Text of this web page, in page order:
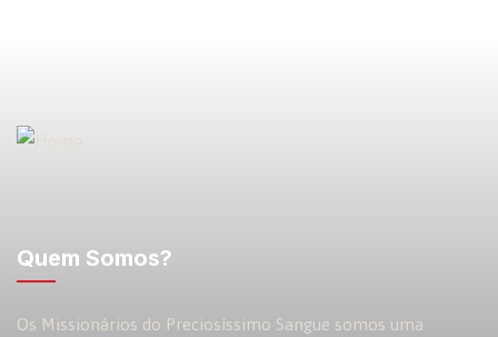
Quem Somos?
Os Missionários do Preciosíssimo Sangue somos uma